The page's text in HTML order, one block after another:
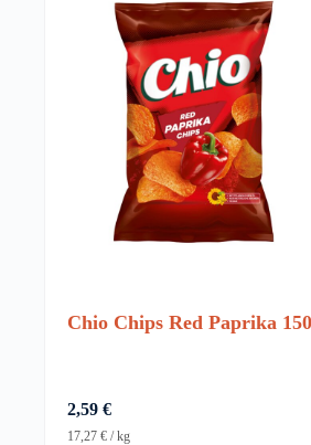
Chio Chips Red Paprika
2,59 €
17,27 € /kg